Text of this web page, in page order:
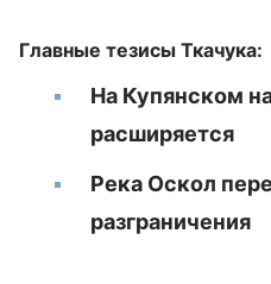
Главные тезисы Ткачука:
На Купянском
расширяется
Река Оскол
разграничения